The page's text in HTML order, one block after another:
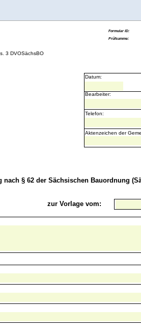
3 DVOSächsBO
§ 62 der Sächsischen Bauordnung
zur Vorlage vom:
Telefon:
Datum:
Bearbeiter:
Aktenzeichen der